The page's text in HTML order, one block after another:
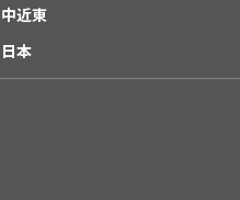
中近東
日本